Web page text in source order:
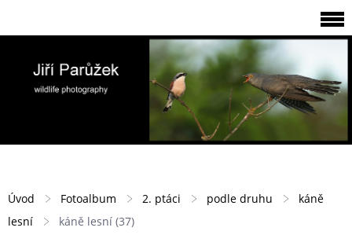
Úvod Fotoalbum 2. ptáci podle druhu
káně
lesní
káně lesní (37)